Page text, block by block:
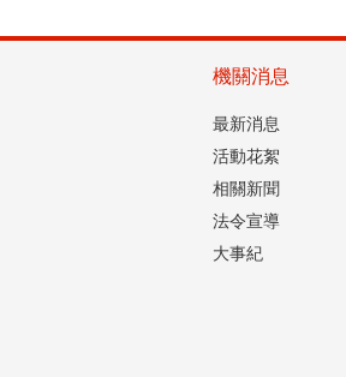
機關消息
最新消息
活動花絮
相關新聞
法令宣導
大事紀